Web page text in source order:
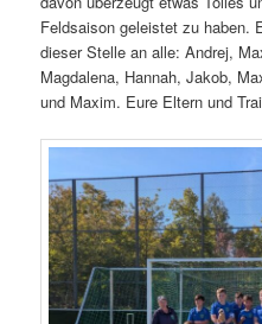
Feldsaison geleistet zu haben.
dieser Stelle an alle: Andrej,
Magdalena, Hannah, Jakob,
und Maxim. Eure Eltern und